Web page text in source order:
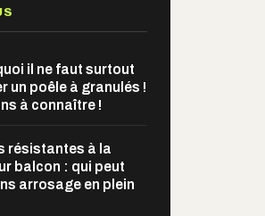
il ne faut surtout
un poêle à granulés !
à connaître !
résistantes à la
balcon : qui peut
arrosage en plein